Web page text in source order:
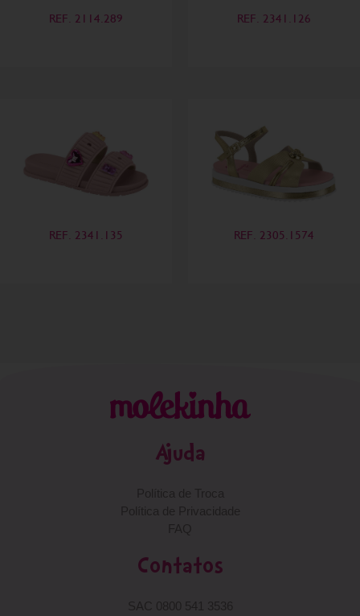
REF. 2114.289 REF. 2341.126
REF. 2341.135 REF. 2305.1574
Ajuda
Contatos